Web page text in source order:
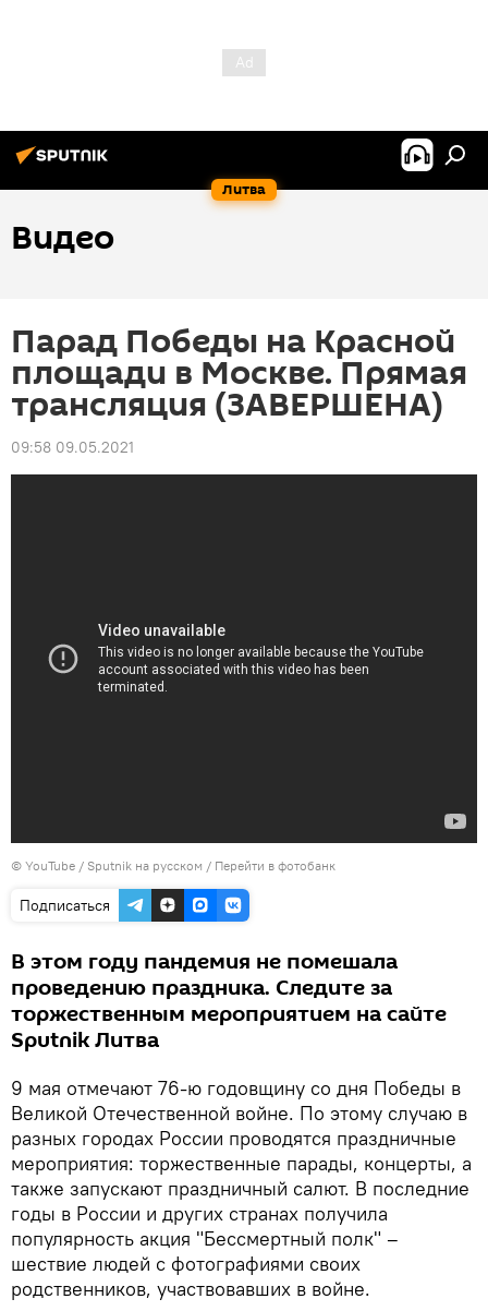
Литва
Видео
Парад Победы на Красной
площади в Москве. Прямая
трансляция (ЗАВЕРШЕНА)
09:58 09.05.2021
© YouTube / Sputnik на русском / Перейти в фотобанк
Подписаться
В этом году пандемия не помешала
проведению праздника. Следите за
торжественным мероприятием на сайте
Sputnik Литва
9 мая отмечают 76-ю годовщину со дня Победы в
Великой Отечественной войне. По этому случаю в
разных городах России проводятся праздничные
мероприятия: торжественные парады, концерты, а
также запускают праздничный салют. В последние
годы в России и других странах получила
популярность акция "Бессмертный полк" –
шествие людей с фотографиями своих
родственников, участвовавших в войне.